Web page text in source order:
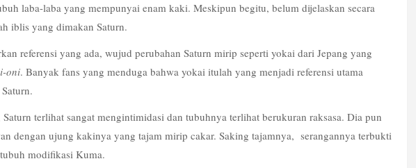
laba-laba yang mempunyai enam kaki. Meskipun begitu, belum dijelaskan secara
iblis yang dimakan Saturn.
referensi yang ada, wujud perubahan Saturn mirip seperti yokai dari Jepang yang
oni. Banyak fans yang menduga bahwa yokai itulah yang menjadi referensi utama
terlihat sangat mengintimidasi dan tubuhnya terlihat berukuran raksasa. Dia pun
dengan ujung kakinya yang tajam mirip cakar. Saking tajamnya,  serangannya terbukti
modifikasi Kuma.